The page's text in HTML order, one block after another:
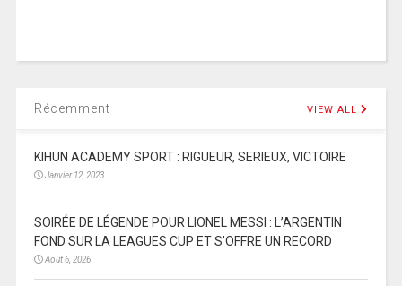
Récemment VIEW ALL
KIHUN ACADEMY SPORT : RIGUEUR, SERIEUX, VICTOIRE
Janvier 12, 2023
SOIRÉE DE LÉGENDE POUR LIONEL MESSI : L’ARGENTIN
FOND SUR LA LEAGUES CUP ET S’OFFRE UN RECORD
Août 6, 2026